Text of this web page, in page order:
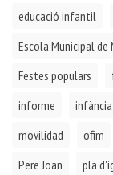
educació infantil
Escola Municipal de
Festes populars
informe
infància
movilidad
ofim
Pere Joan
pla